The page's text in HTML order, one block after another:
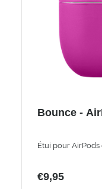
Bounce -
Étui pour
€9,95